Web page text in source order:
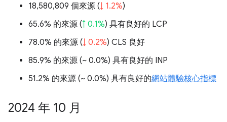
18,580,809 個來源 (↓ 1.2%)
65.6% 的來源 (↑ 0.1%) 具有良好的 LCP
78.0% 的來源 (↓ 0.2%) CLS 良好
85.9% 的來源 (~ 0.0%) 具有良好的 INP
51.2% 的來源 (~ 0.0%) 具有良好的網站體驗核心指標
2024 年 10 月